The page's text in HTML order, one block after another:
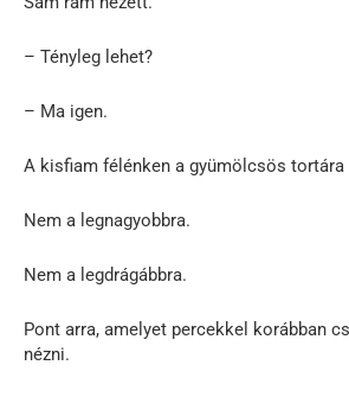
– Tényleg lehet?
– Ma igen.
A kisfiam félénken a gyümölcsös
Nem a legnagyobbra.
Nem a legdrágábbra.
Pont arra, amelyet percekkel korábban
nézni.